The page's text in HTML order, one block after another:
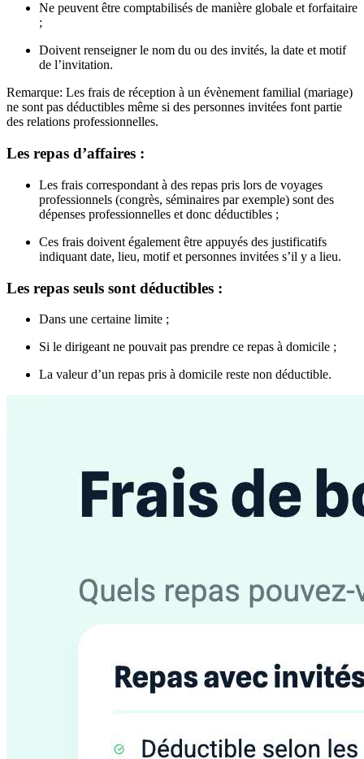
Ne peuvent être comptabilisés de manière globale et forfaitaire
;
Doivent renseigner le nom du ou des invités, la date et motif
de l’invitation.
Remarque: Les frais de réception à un évènement familial (mariage)
ne sont pas déductibles même si des personnes invitées font partie
des relations professionnelles.
Les repas d’affaires :
Les frais correspondant à des repas pris lors de voyages
professionnels (congrès, séminaires par exemple) sont des
dépenses professionnelles et donc déductibles ;
Ces frais doivent également être appuyés des justificatifs
indiquant date, lieu, motif et personnes invitées s’il y a lieu.
Les repas seuls sont déductibles :
Dans une certaine limite ;
Si le dirigeant ne pouvait pas prendre ce repas à domicile ;
La valeur d’un repas pris à domicile reste non déductible.